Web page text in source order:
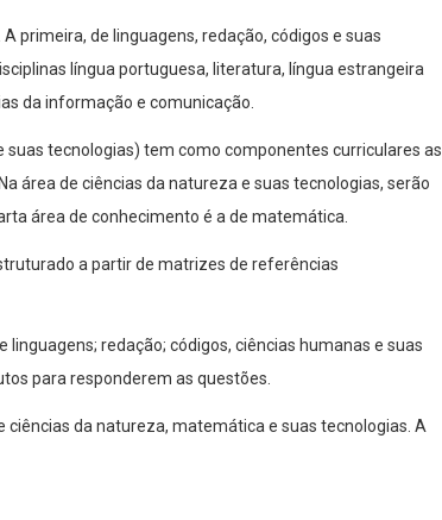
primeira, de linguagens, redação, códigos e suas
língua portuguesa, literatura, língua estrangeira
da informação e comunicação.
tecnologias) tem como componentes curriculares as
área de ciências da natureza e suas tecnologias, serão
área de conhecimento é a de matemática.
a partir de matrizes de referências
linguagens; redação; códigos, ciências humanas e suas
para responderem as questões.
ciências da natureza, matemática e suas tecnologias. A